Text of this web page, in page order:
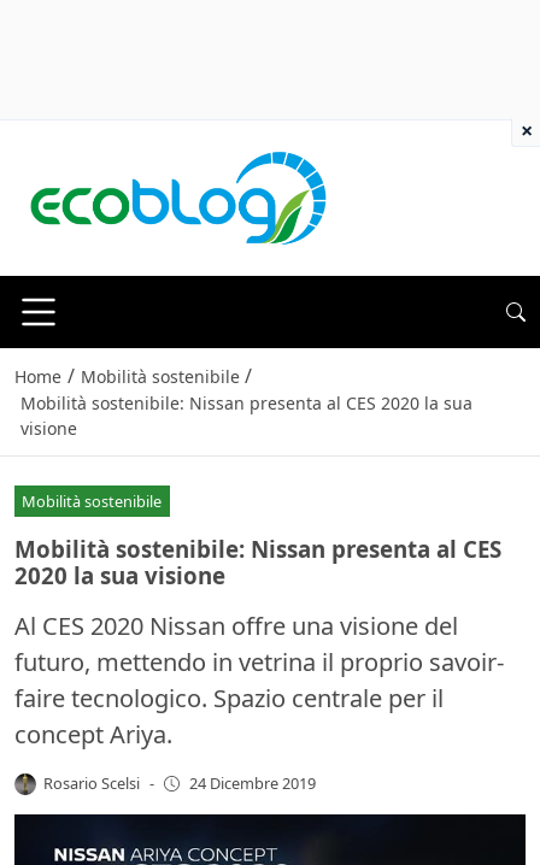
Home / Mobilità sostenibile /
Mobilità sostenibile: Nissan presenta al CES 2020 la sua
visione
Mobilità sostenibile
Mobilità sostenibile: Nissan presenta al CES
2020 la sua visione
Al CES 2020 Nissan offre una visione del
futuro, mettendo in vetrina il proprio savoir-
faire tecnologico. Spazio centrale per il
concept Ariya.
Rosario Scelsi - 24 Dicembre 2019
×